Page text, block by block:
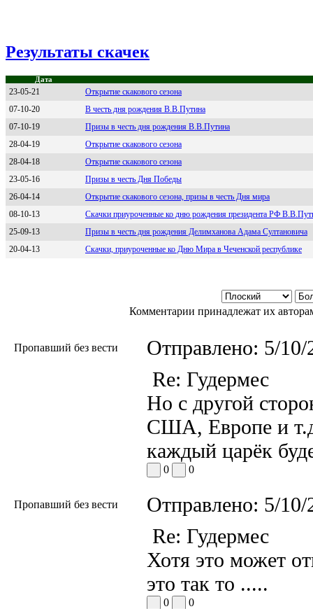
Результаты скачек
Дата
23-05-21
Открытие скакового сезона
07-10-20
В честь дня рождения В.В.Путина
07-10-19
Призы в честь дня рождения В.В.Путина
28-04-19
Открытие скакового сезона
28-04-18
Открытие скакового сезона
23-05-16
Призы в честь Дня Победы
26-04-14
Открытие скакового сезона, призы в честь Дня мира
08-10-13
Скачки приуроченные ко дню рождения президента РФ
25-09-13
Призы в честь дня рождения Делимханова Адама Султановича
20-04-13
Скачки, приуроченные ко Дню Мира в Чеченской республике
Комментарии принадлежат их
Пропавший без вести Отправлено: 5/
Re: Гудермес
Но с другой
США, Европе и
каждый царёк
0 0
Пропавший без вести Отправлено: 5/
Re: Гудермес
Хотя это может
это так то .....
0 0